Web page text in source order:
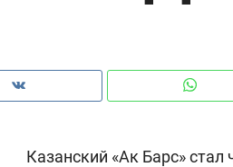
Казанский «Ак Барс»